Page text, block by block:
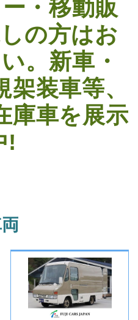
・移動販
の方はお
。 新車・
装車等、
庫車を展示
!